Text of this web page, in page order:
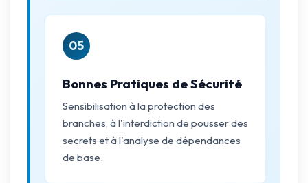
05
Bonnes Pratiques de Sécurité
Sensibilisation à la protection des
branches, à l'interdiction de pousser des
secrets et à l'analyse de dépendances
de base.